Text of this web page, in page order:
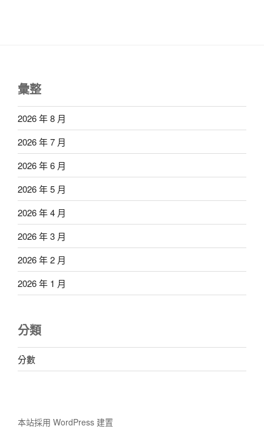
彙整
2026 年 8 月
2026 年 7 月
2026 年 6 月
2026 年 5 月
2026 年 4 月
2026 年 3 月
2026 年 2 月
2026 年 1 月
分類
分數
本站採用 WordPress 建置